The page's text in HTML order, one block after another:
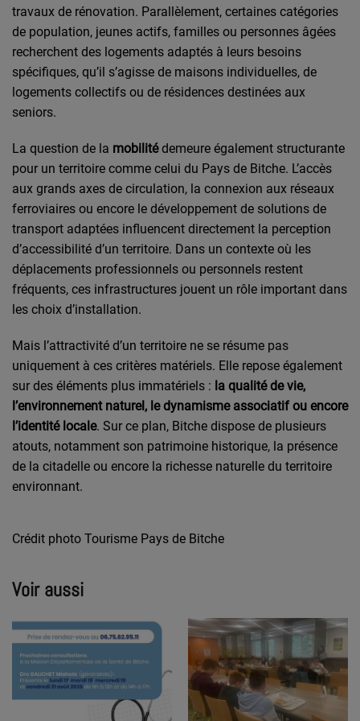
travaux de rénovation. Parallèlement, certaines catégories
de population, jeunes actifs, familles ou personnes âgées
recherchent des logements adaptés à leurs besoins
spécifiques, qu’il s’agisse de maisons individuelles, de
logements collectifs ou de résidences destinées aux
seniors.
La question de la mobilitédemeure également structurante
pour un territoire comme celui du Pays de Bitche. L’accès
aux grands axes de circulation, la connexion aux réseaux
ferroviaires ou encore le développement de solutions de
transport adaptées influencent directement la perception
d’accessibilité d’un territoire. Dans un contexte où les
déplacements professionnels ou personnels restent
fréquents, ces infrastructures jouent un rôle important dans
les choix d’installation.
Mais l’attractivité d’un territoire ne se résume pas
uniquement à ces critères matériels. Elle repose également
sur des éléments plus immatériels : la qualité de vie,
l’environnement naturel, le dynamisme associatif ou encore
l’identité locale. Sur ce plan, Bitche dispose de plusieurs
atouts, notamment son patrimoine historique, la présence
de la citadelle ou encore la richesse naturelle du territoire
environnant.
Crédit photo Tourisme Pays de Bitche
Voir aussi